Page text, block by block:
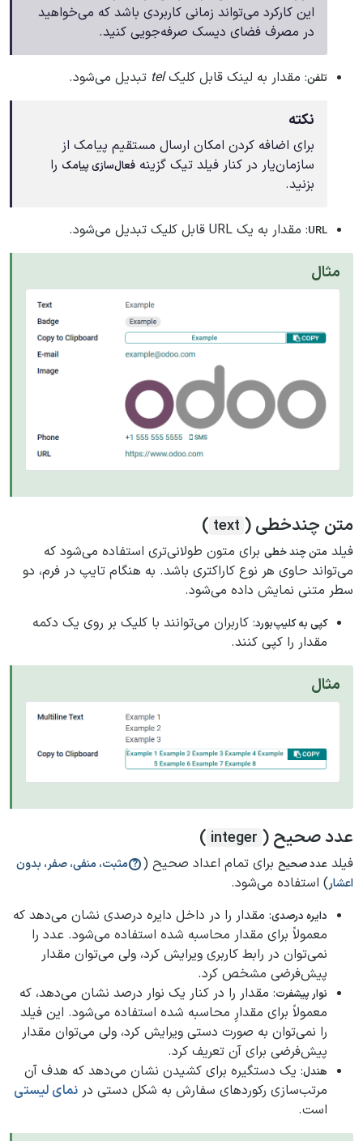
این کارکرد می‌تواند زمانی کاربردی باشد که می‌خواهید
در مصرف فضای دیسک صرفه‌جویی کنید.
تلفن: مقدار به لینک قابل کلیکtel تبدیل می‌شود.
نکته
برای اضافه کردن امکان ارسال مستقیم پیامک از
سازمان‌یار در کنار فیلد تیک گزینه فعال‌سازی پیامک را
بزنید.
URL: مقدار به یک URL قابل کلیک تبدیل می‌شود.
مثال
متن چندخطی ( text
)
فیلد متن چند خطی برای متون طولانی‌تری استفاده می‌شود که
می‌تواند حاوی هر نوع کاراکتری باشد. به هنگام تایپ در فرم، دو
سطر متنی نمایش داده می‌شود.
کپی به کلیپ‌بورد: کاربران می‌توانند با کلیک بر روی یک دکمه
مقدار را کپی کنند.
مثال
عدد صحیح ( integer
)
فیلد عدد صحیح برای تمام اعداد صحیح (
مثبت، منفی، صفر، بدون
اعشار) استفاده می‌شود.
دایره درصدی: مقدار را در داخل دایره درصدی نشان می‌دهد که
معمولاً برای مقدار محاسبه شده استفاده می‌شود. عدد را
نمی‌توان در رابط کاربری ویرایش کرد، ولی می‌توان مقدار
پیش‌فرضی مشخص کرد.
نوار پیشفرت: مقدار را در کنار یک نوار درصد نشان می‌دهد، که
معمولاً برای مقدارِ محاسبه شده استفاده می‌شود. این فیلد
را نمی‌توان به صورت دستی ویرایش کرد، ولی می‌توان مقدار
پیش‌فرضی برای آن تعریف کرد.
هندل: یک دستگیره برای کشیدن نشان می‌دهد که هدف آن
مرتب‌سازی رکوردهای سفارش به شکل دستی در نمای لیستی
است.